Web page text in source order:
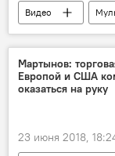
Видео
Чемпионат мира по
Темы
Мартынов:
Европой и США
оказаться на руку
23 июня 2018,